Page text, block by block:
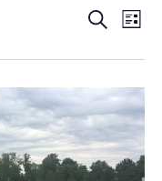
de
vues
Recherche
de
Liste